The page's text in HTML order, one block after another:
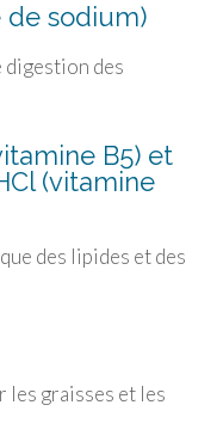
sodium)
digestion des
B5) et
(vitamine
des lipides et des
les graisses et les